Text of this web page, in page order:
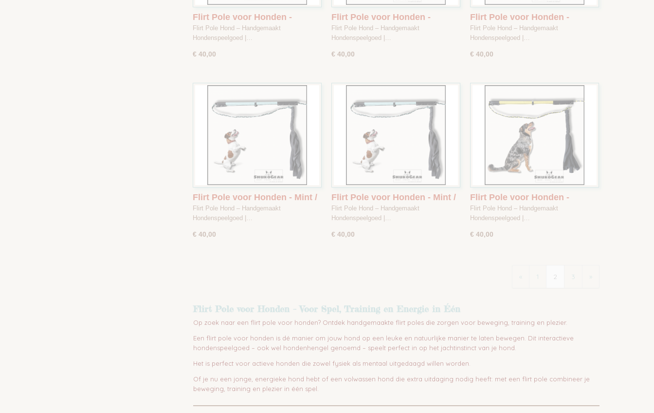
Flirt Pole voor Honden -
Donkerblauw / Roze / Creme -
Maat 1
Flirt Pole Hond – Handgemaakt
Hondenspeelgoed |…
€ 40,00
Flirt Pole voor Honden -
Camouflage Zwart / Groen /
Bruin / Wit - Maat 2
Flirt Pole Hond – Handgemaakt
Hondenspeelgoed |…
€ 40,00
Flirt Pole voor Honden -
Camouflage Zwart / Groen /
Bruin - Maat 1
Flirt Pole Hond – Handgemaakt
Hondenspeelgoed |…
€ 40,00
Flirt Pole voor Honden - Mint /
Antraciet - Maat 1
Flirt Pole Hond – Handgemaakt
Hondenspeelgoed |…
€ 40,00
Flirt Pole voor Honden - Mint /
Antraciet - Maat 2
Flirt Pole Hond – Handgemaakt
Hondenspeelgoed |…
€ 40,00
Flirt Pole voor Honden -
Okergeel / Antraciet - maat 1
Flirt Pole Hond – Handgemaakt
Hondenspeelgoed |…
€ 40,00
« 1 2 3 »
Flirt Pole voor Honden – Voor Spel, Training en Energie in Één
Op zoek naar een flirt pole voor honden? Ontdek handgemaakte flirt poles die zorgen voor beweging, training en plezier.
Een flirt pole voor honden is dé manier om jouw hond op een leuke en natuurlijke manier te laten bewegen. Dit interactieve
hondenspeelgoed – ook wel hondenhengel genoemd – speelt perfect in op het jachtinstinct van je hond.
Het is perfect voor actieve honden die zowel fysiek als mentaal uitgedaagd willen worden.
Of je nu een jonge, energieke hond hebt of een volwassen hond die extra uitdaging nodig heeft: met een flirt pole combineer je
beweging, training en plezier in één spel.